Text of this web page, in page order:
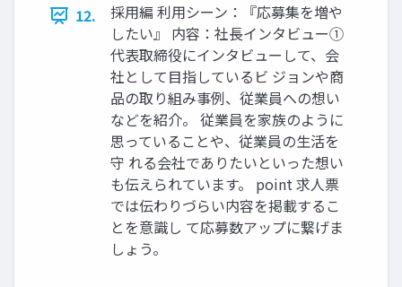
12.
採⽤編 利⽤シーン：『応募集を増や
したい』 内容：社⻑インタビュー①
代表取締役にインタビューして、会
社として⽬指しているビ ジョンや商
品の取り組み事例、従業員への想い
などを紹介。 従業員を家族のように
思っていることや、従業員の⽣活を
守 れる会社でありたいといった想い
も伝えられています。 point 求⼈票
では伝わりづらい内容を掲載するこ
とを意識し て応募数アップに繋げま
しょう。